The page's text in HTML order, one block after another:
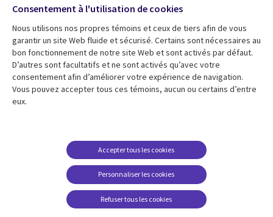
Fusions
Ressources
Library
Links
Articles
Blog
Support
Legal
Accessibilité
conditions juridiques
FAQ Carrières
Centre de gestion des
témoins
Social
Media
FRANCE
Consentement à l'utilisation de cookies
Nous utilisons nos propres témoins et ceux de tiers afin de vous
garantir un site Web fluide et sécurisé. Certains sont nécessaires au
bon fonctionnement de notre site Web et sont activés par défaut.
D’autres sont facultatifs et ne sont activés qu’avec votre
consentement afin d’améliorer votre expérience de navigation.
Vous pouvez accepter tous ces témoins, aucun ou certains d’entre
eux.
Personnaliser les cookies
Accepter tous les cookies
Refuser tous les cookies